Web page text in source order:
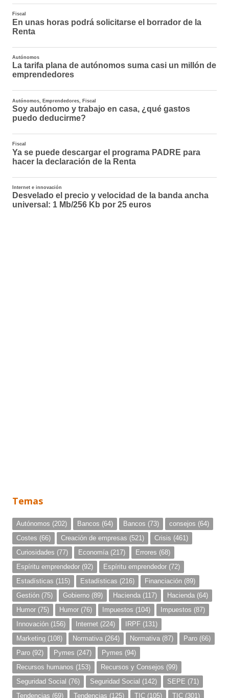
Temas
Autónomos (202) Bancos (64) Bancos (73) consejos (64)
Costes (66) Creación de empresas (521) Crisis (461)
Curiosidades (77) Economía (217) Errores (68)
Espíritu emprendedor (92) Espíritu emprendedor (72)
Estadísticas (115) Estadísticas (216) Financiación (89)
Gestión (75) Gobierno (89) Hacienda (117) Hacienda (64)
Humor (75) Humor (76) Impuestos (104) Impuestos (87)
Innovación (156) Internet (224) IRPF (131)
Marketing (108) Normativa (264) Normativa (87) Paro (66)
Paro (92) Pymes (247) Pymes (94)
Recursos humanos (153) Recursos y Consejos (99)
Seguridad Social (76) Seguridad Social (142) SEPE (71)
Tendencias (69) Tendencias (125) TIC (105) TIC (301)